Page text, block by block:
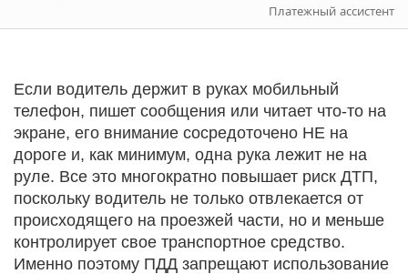
Платежный ассистент
Если водитель держит в руках мобильный
телефон, пишет сообщения или читает что-то на
экране, его внимание сосредоточено НЕ на
дороге и, как минимум, одна рука лежит не на
руле. Все это многократно повышает риск ДТП,
поскольку водитель не только отвлекается от
происходящего на проезжей части, но и меньше
контролирует свое транспортное средство.
Именно поэтому ПДД запрещают использование